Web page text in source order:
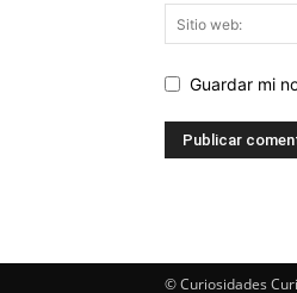
Guardar mi
© Curiosidades